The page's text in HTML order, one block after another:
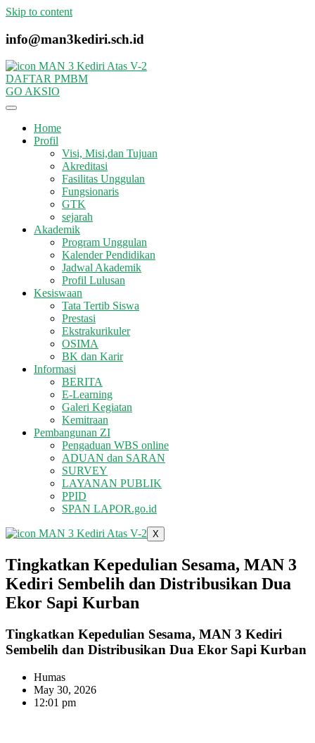
Skip to content
info@man3kediri.sch.id
DAFTAR PMBM
GO AKSIO
Home
Profil
Visi, Misi,dan Tujuan
Akreditasi
Fasilitas Unggulan
Fungsionaris
GTK
sejarah
Akademik
Program Unggulan
Kalender Pendidikan
Jadwal Akademik
Profil Lulusan
Kesiswaan
Tata Tertib Siswa
Prestasi
Ekstrakurikuler
OSIMA
BK dan Karir
Informasi
BERITA
E-Learning
Galeri Kegiatan
Kemitraan
Pembangunan ZI
Pengaduan WBS online
ADUAN dan SARAN
SURVEY
LAYANAN PUBLIK
PPID
SPAN LAPOR.go.id
X
Tingkatkan Kepedulian Sesama, MAN 3
Kediri Sembelih dan Distribusikan Dua
Ekor Sapi Kurban
Tingkatkan Kepedulian Sesama, MAN 3 Kediri
Sembelih dan Distribusikan Dua Ekor Sapi Kurban
Humas
May 30, 2026
12:01 pm